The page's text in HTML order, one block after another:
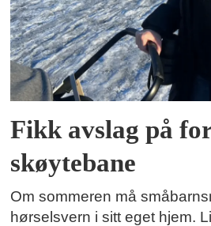
Fikk avslag på
skøytebane
Om sommeren må
hørselsvern i sitt eget hjem.